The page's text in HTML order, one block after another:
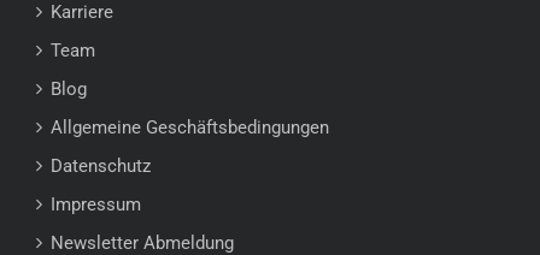
Karriere
Team
Blog
Allgemeine Geschäftsbedingungen
Datenschutz
Impressum
Newsletter Abmeldung